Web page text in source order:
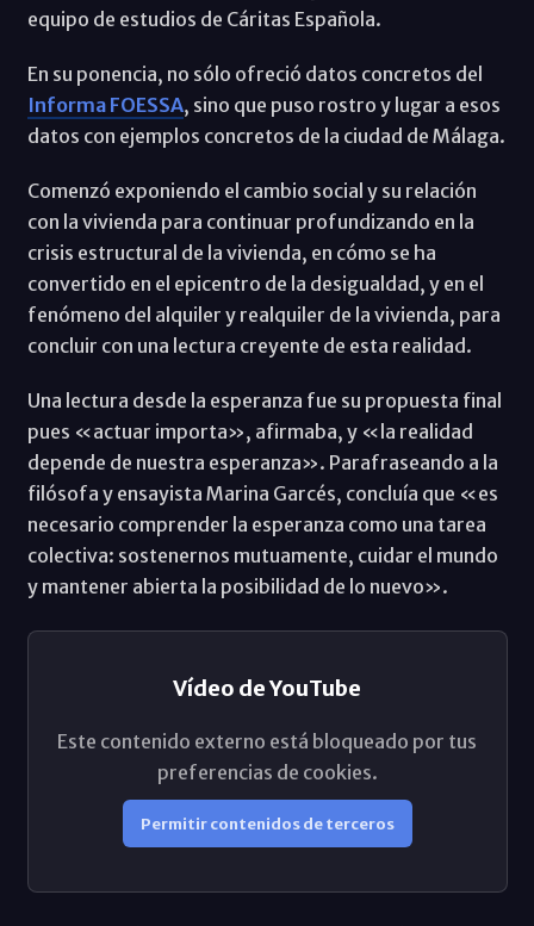
equipo de estudios de Cáritas Española.
En su ponencia, no sólo ofreció datos concretos del
Informa FOESSA, sino que puso rostro y lugar a esos
datos con ejemplos concretos de la ciudad de Málaga.
Comenzó exponiendo el cambio social y su relación
con la vivienda para continuar profundizando en la
crisis estructural de la vivienda, en cómo se ha
convertido en el epicentro de la desigualdad, y en el
fenómeno del alquiler y realquiler de la vivienda, para
concluir con una lectura creyente de esta realidad.
Una lectura desde la esperanza fue su propuesta final
pues «actuar importa», afirmaba, y «la realidad
depende de nuestra esperanza». Parafraseando a la
filósofa y ensayista Marina Garcés, concluía que «es
necesario comprender la esperanza como una tarea
colectiva: sostenernos mutuamente, cuidar el mundo
y mantener abierta la posibilidad de lo nuevo».
Vídeo de YouTube
Este contenido externo está bloqueado por tus
preferencias de cookies.
Permitir contenidos de terceros